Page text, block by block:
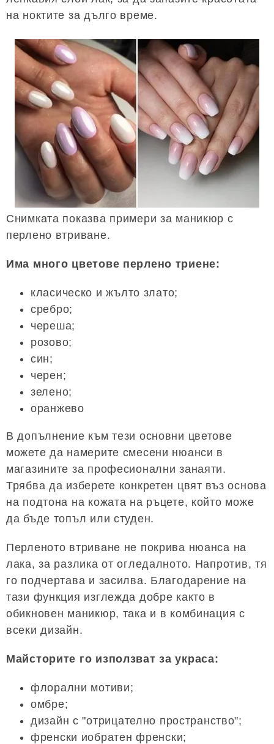
на ноктите за дълго време.
Снимката показва примери за маникюр с
перлено втриване.
Има много цветове перлено триене:
класическо и жълто злато;
сребро;
череша;
розово;
син;
черен;
зелено;
оранжево
В допълнение към тези основни цветове
можете да намерите смесени нюанси в
магазините за професионални занаяти.
Трябва да изберете конкретен цвят въз основа
на подтона на кожата на ръцете, който може
да бъде топъл или студен.
Перленото втриване не покрива нюанса на
лака, за разлика от огледалното. Напротив, тя
го подчертава и засилва. Благодарение на
тази функция изглежда добре както в
обикновен маникюр, така и в комбинация с
всеки дизайн.
Майсторите го използват за украса:
флорални мотиви;
омбре;
дизайн с "отрицателно пространство";
френски иобратен френски;